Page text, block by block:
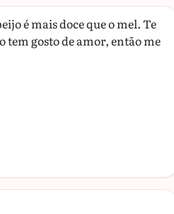
é mais doce que o mel. Te
tem gosto de amor, então me